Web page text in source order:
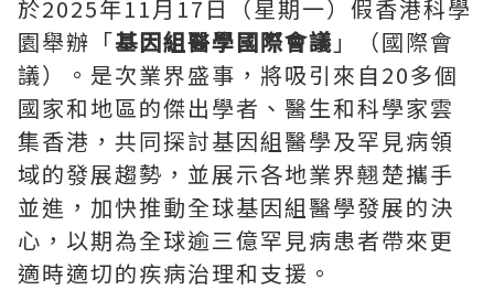
於2025年11月17日（星期一）假香港科學
園舉辦「基因組醫學國際會議 」（國際會
議）。是次業界盛事，將吸引來自20多個
國家和地區的傑出學者、醫生和科學家雲
集香港，共同探討基因組醫學及罕見病領
域的發展趨勢，並展示各地業界翹楚攜手
並進，加快推動全球基因組醫學發展的決
心，以期為全球逾三億罕見病患者帶來更
適時適切的疾病治理和支援。